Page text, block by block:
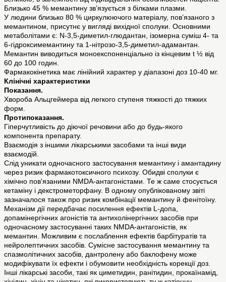
Близько 45 % мемантину зв’язується з білками плазми.
У людини близько 80 % циркулюючого матеріалу, пов’язаного з
мемантином, присутнє у вигляді вихідної сполуки. Основними
метаболітами є: N-3,5-диметил-глюдантан, ізомерна суміш 4- та
6-гідроксимемантину та 1-нітрозо-3,5-диметил-адамантан.
Мемантин виводиться моноекспоненціально із кінцевим t ½ від
60 до 100 годин.
Фармакокінетика має лінійний характер у діапазоні доз 10-40 мг.
Клінічні характеристики
Показання.
Хвороба Альцгеймера від легкого ступеня тяжкості до тяжких
форм.
Протипоказання.
Гіперчутливість до діючої речовини або до будь-якого
компонента препарату.
Взаємодія з іншими лікарськими засобами та інші види
взаємодій.
Слід уникати одночасного застосування мемантину і амантадину
через ризик фармакотоксичного психозу. Обидві сполуки є
хімічно пов'язаними NMDA-антагоністами. Те ж саме стосується
кетаміну і декстрометорфану. В одному опублікованому звіті
зазначалося також про ризик комбінації мемантину й фенітоїну.
Механізм дії передбачає посилення ефектів L-допа,
допамінергічних агоністів та антихолінергічних засобів при
одночасному застосуванні таких NMDA-антагоністів, як
мемантин. Можливим є послаблення ефектів барбітуратів та
нейролептичних засобів. Сумісне застосування мемантину та
спазмолітичних засобів, дантролену або баклофену може
модифікувати їх ефекти і обумовити необхідність корекції доз.
Інші лікарські засоби, такі як циметидин, ранітидин, прокаїнамід,